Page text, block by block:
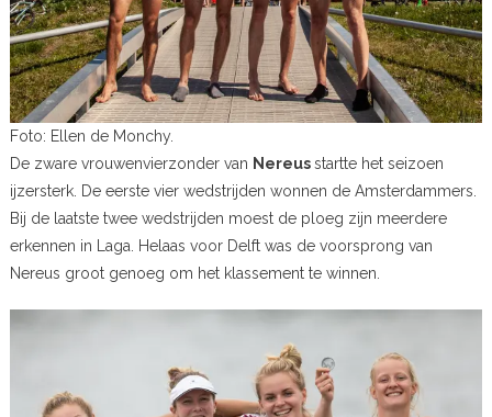
Foto: Ellen de Monchy.
De zware vrouwenvierzonder van Nereusstartte het seizoen
ijzersterk. De eerste vier wedstrijden wonnen de Amsterdammers.
Bij de laatste twee wedstrijden moest de ploeg zijn meerdere
erkennen in Laga. Helaas voor Delft was de voorsprong van
Nereus groot genoeg om het klassement te winnen.